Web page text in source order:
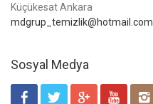
Küçükesat Ankara
mdgrup_temizlik@hotmail.com
Sosyal Medya